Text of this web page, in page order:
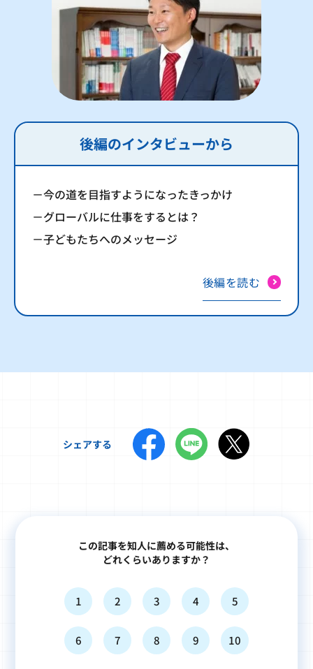
後編のインタビューから
－今の道を目指すようになったきっかけ
－グローバルに仕事をするとは？
－子どもたちへのメッセージ
後編を読む
シェアする
この記事を知人に薦める可能性は、
どれくらいありますか？
1 2 3 4 5
6 7 8 9 10